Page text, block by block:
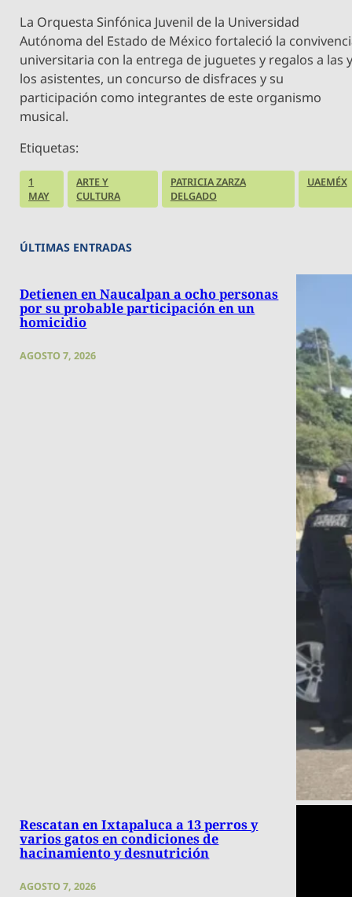
La Orquesta Sinfónica Juvenil de la Universidad
Autónoma del Estado de México fortaleció la
universitaria con la entrega de juguetes y regalos a las
los asistentes, un concurso de disfraces y su
participación como integrantes de este organismo
musical.
Etiquetas:
1
MAY
ARTE Y
CULTURA
PATRICIA ZARZA
DELGADO
UAEMÉX
ÚLTIMAS ENTRADAS
Detienen en Naucalpan a ocho personas
por su probable participación en un
homicidio
AGOSTO 7, 2026
Rescatan en Ixtapaluca a 13 perros y
varios gatos en condiciones de
hacinamiento y desnutrición
AGOSTO 7, 2026